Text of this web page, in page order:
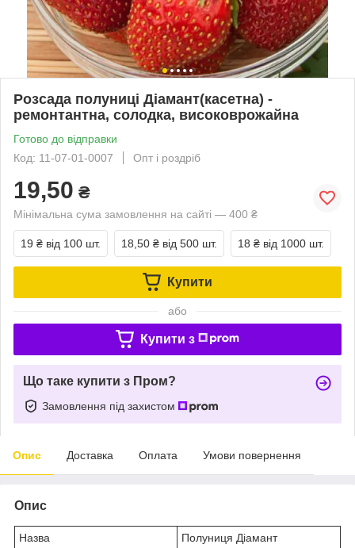
Розсада полуниці Діамант(касетна) -
ремонтантна, солодка, високоврожайна
Готово до відправки
Код: 11-07-01-0007
Опт і роздріб
19,50 ₴
Мінімальна сума замовлення на сайті — 400 ₴
19 ₴ від 100 шт. 18,50 ₴ від 500 шт. 18 ₴ від 1000 шт.
Купити
або
Купити з
Що таке купити з Пром?
Замовлення під захистом
Опис Доставка Оплата Умови повернення
Опис
Назва
Полуниця Діамант